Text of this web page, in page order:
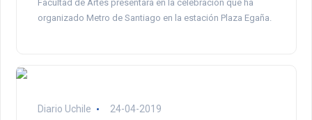
Facultad de Artes presentará en la celebración que ha
organizado Metro de Santiago en la estación Plaza Egaña.
Diario Uchile 24-04-2019